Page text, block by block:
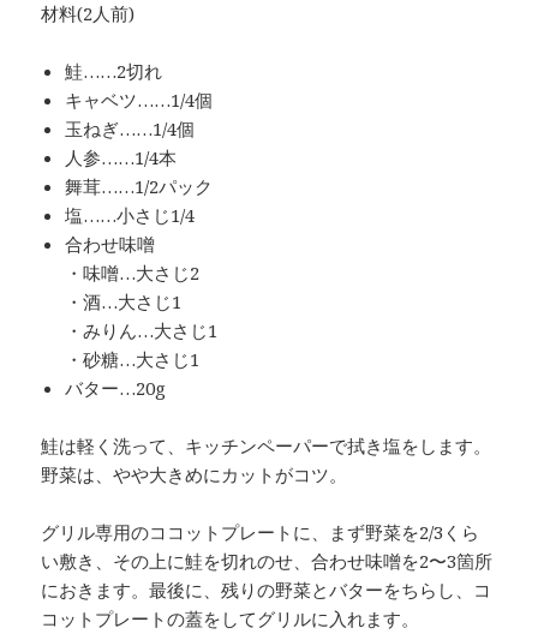
材料(2人前)
鮭……2切れ
キャベツ……1/4個
玉ねぎ……1/4個
人参……1/4本
舞茸……1/2パック
塩……小さじ1/4
合わせ味噌
・味噌…大さじ2
・酒…大さじ1
・みりん…大さじ1
・砂糖…大さじ1
バター…20g
鮭は軽く洗って、キッチンペーパーで拭き塩をします。
野菜は、やや大きめにカットがコツ。
グリル専用のココットプレートに、まず野菜を2/3くら
い敷き、その上に鮭を切れのせ、合わせ味噌を2〜3箇所
におきます。最後に、残りの野菜とバターをちらし、コ
コットプレートの蓋をしてグリルに入れます。